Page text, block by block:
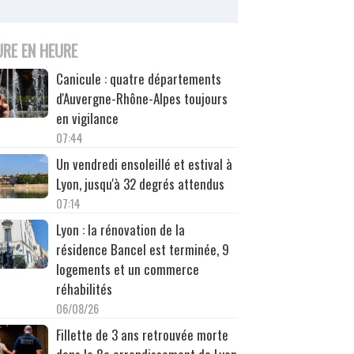
EN HEURE
Canicule : quatre départements
d'Auvergne-Rhône-Alpes toujours
en vigilance
07:44
Un vendredi ensoleillé et estival à
Lyon, jusqu'à 32 degrés attendus
07:14
Lyon : la rénovation de la
résidence Bancel est terminée, 9
logements et un commerce
réhabilités
06/08/26
Fillette de 3 ans retrouvée morte